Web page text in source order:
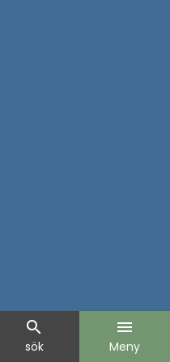
search
sök
menu
Meny